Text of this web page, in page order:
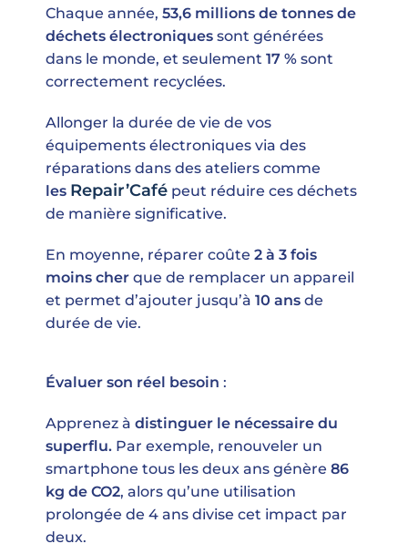
Chaque année, 53,6 millions de tonnes de
déchets électroniques sont générées
dans le monde, et seulement 17 % sont
correctement recyclées.
Allonger la durée de vie de vos
équipements électroniques via des
réparations dans des ateliers comme
les Repair’Café peut réduire ces déchets
de manière significative.
En moyenne, réparer coûte 2 à 3 fois
moins cher que de remplacer un appareil
et permet d’ajouter jusqu’à 10 ans de
durée de vie.
Évaluer son réel besoin :
Apprenez à distinguer le nécessaire du
superflu. Par exemple, renouveler un
smartphone tous les deux ans génère 86
kg de CO2, alors qu’une utilisation
prolongée de 4 ans divise cet impact par
deux.